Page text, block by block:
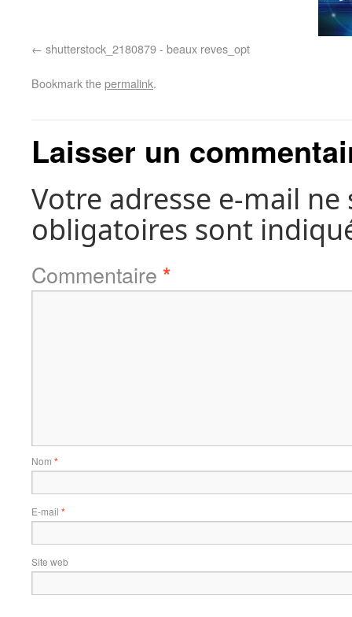
shutterstock_2180879 - beaux reves_opt
Bookmark thepermalink.
Laisser un
Votre adresse e-mail
obligatoires sont
Commentaire *
Nom *
E-mail *
Site web